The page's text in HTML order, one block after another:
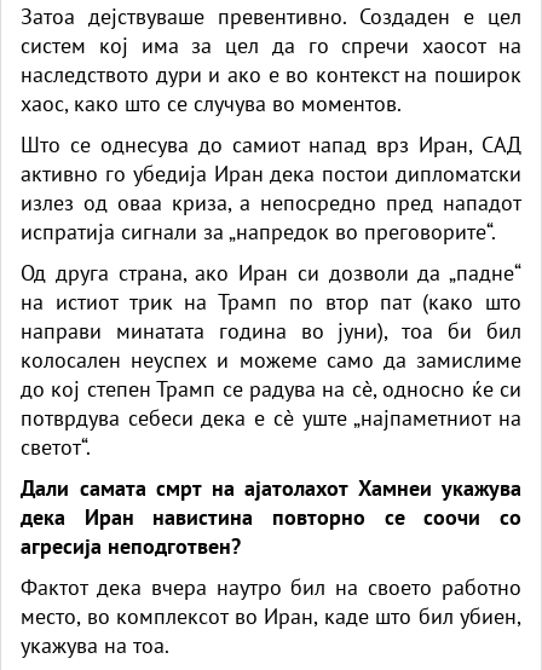
Затоа дејствуваше превентивно. Создаден е цел
систем кој има за цел да го спречи хаосот на
наследството дури и ако е во контекст на поширок
хаос, како што се случува во моментов.
Што се однесува до самиот напад врз Иран, САД
активно го убедија Иран дека постои дипломатски
излез од оваа криза, а непосредно пред нападот
испратија сигнали за „напредок во преговорите“.
Од друга страна, ако Иран си дозволи да „падне“
на истиот трик на Трамп по втор пат (како што
направи минатата година во јуни), тоа би бил
колосален неуспех и можеме само да замислиме
до кој степен Трамп се радува на сè, односно ќе си
потврдува себеси дека е сè уште „најпаметниот на
светот“.
Дали самата смрт на ајатолахот Хамнеи укажува
дека Иран навистина повторно се соочи со
агресија неподготвен?
Фактот дека вчера наутро бил на своето работно
место, во комплексот во Иран, каде што бил убиен,
укажува на тоа.